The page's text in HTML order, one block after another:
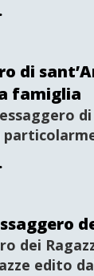
di
famiglia
dei
edito